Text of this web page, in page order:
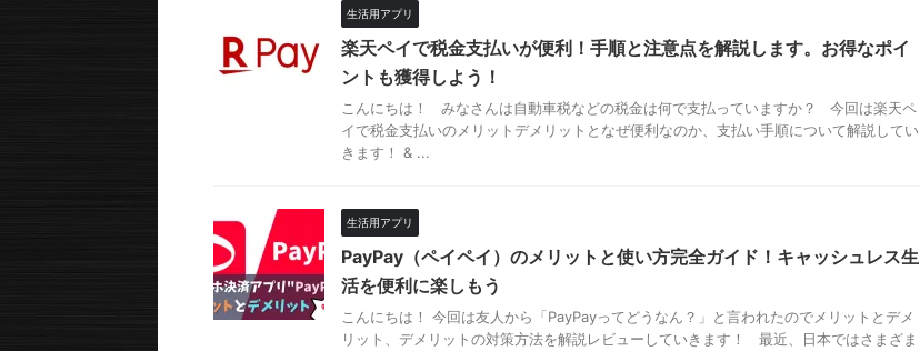
生活用アプリ
楽天ペイで税金支払いが便利！手順と注意点を解説します。お得なポイ
ントも獲得しよう！
こんにちは！ みなさんは自動車税などの税金は何で支払っていますか？ 今回は楽天ペ
イで税金支払いのメリットデメリットとなぜ便利なのか、支払い手順について解説してい
きます！ & ...
生活用アプリ
PayPay（ペイペイ）のメリットと使い方完全ガイド！キャッシュレス生
活を便利に楽しもう
こんにちは！ 今回は友人から「PayPayってどうなん？」と言われたのでメリットとデメ
リット、デメリットの対策方法を解説レビューしていきます！ 最近、日本ではさまざま